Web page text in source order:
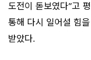
도전이 돋보였다”고
통해 다시 일어설 힘
받았다.